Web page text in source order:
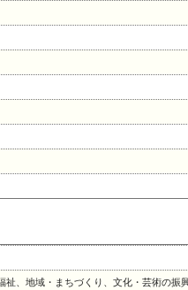
祉、地域・まちづくり、文化・芸術の振